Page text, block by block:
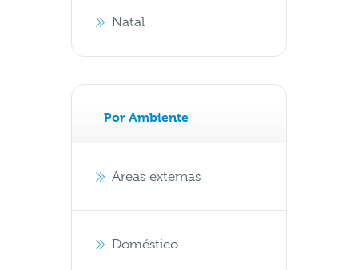
Natal
Por Ambiente
Áreas externas
Doméstico